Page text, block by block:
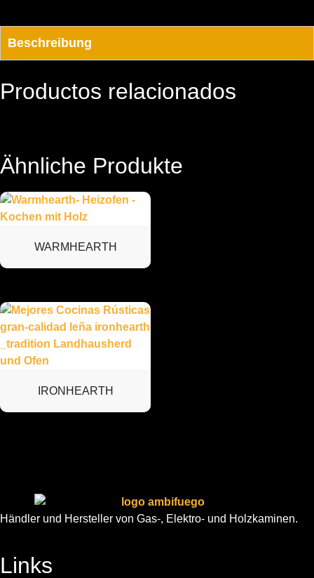
Beschreibung
Productos relacionados
Ähnliche Produkte
WARMHEARTH
IRONHEARTH
Händler und Hersteller von Gas-, Elektro- und Holzkaminen.
Links